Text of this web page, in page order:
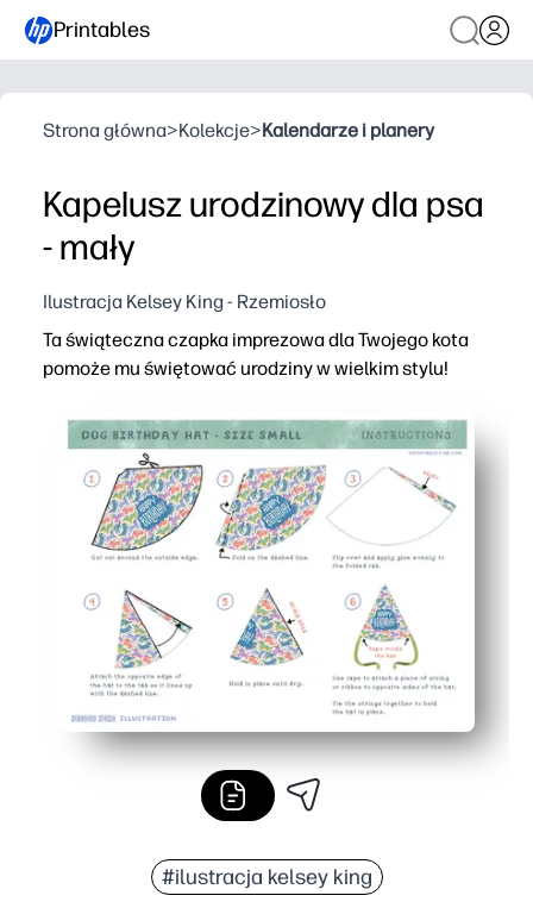
Printables
Strona główna>Kolekcje>Kalendarze i planery
Kapelusz urodzinowy dla psa
- mały
Ilustracja Kelsey King - Rzemiosło
Ta świąteczna czapka imprezowa dla Twojego kota
pomoże mu świętować urodziny w wielkim stylu!
Wygoda drukowania i imprezy - możesz ciąć,
Regulowany szablon - wygodnie pasuje do większości
Solidny na standardowym kartonie - zachowuje swój
Wesoły, gotowy do aparatu projekt - sprawia, że
#ilustracja kelsey king